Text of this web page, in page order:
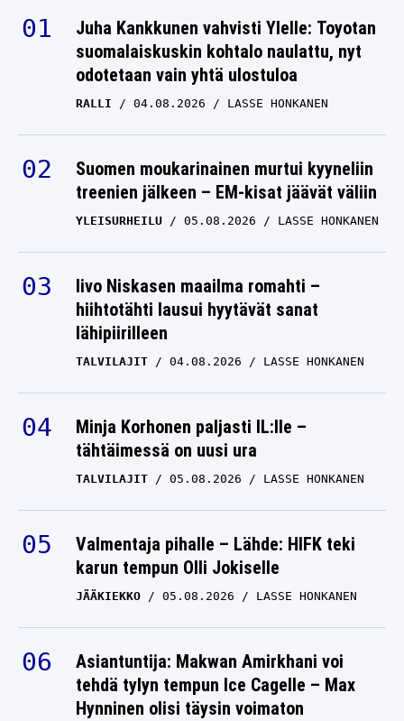
Juha Kankkunen vahvisti Ylelle: Toyotan
suomalaiskuskin kohtalo naulattu, nyt
odotetaan vain yhtä ulostuloa
RALLI 04.08.2026 LASSE HONKANEN
Suomen moukarinainen murtui kyyneliin
treenien jälkeen – EM-kisat jäävät väliin
YLEISURHEILU 05.08.2026 LASSE HONKANEN
Iivo Niskasen maailma romahti –
hiihtotähti lausui hyytävät sanat
lähipiirilleen
TALVILAJIT 04.08.2026 LASSE HONKANEN
Minja Korhonen paljasti IL:lle –
tähtäimessä on uusi ura
TALVILAJIT 05.08.2026 LASSE HONKANEN
Valmentaja pihalle – Lähde: HIFK teki
karun tempun Olli Jokiselle
JÄÄKIEKKO 05.08.2026 LASSE HONKANEN
Asiantuntija: Makwan Amirkhani voi
tehdä tylyn tempun Ice Cagelle – Max
Hynninen olisi täysin voimaton